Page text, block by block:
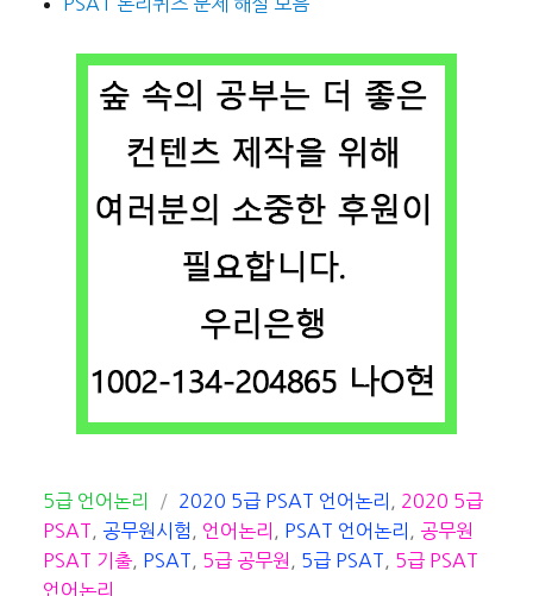
카
테
고
리
5급 언어논리
태
그
2020 5급 PSAT 언어논리
2020 5급
PSAT
공무원시험 언어논리 PSAT 언어논리
공무원
PSAT 기출
PSAT 5급 공무원 5급 PSAT
5급 PSAT
언어논리